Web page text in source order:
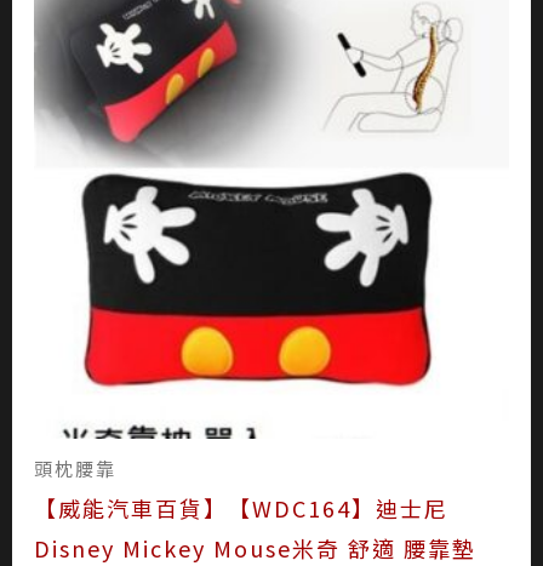
頭枕腰靠
【威能汽車百貨】【WDC164】迪士尼
Disney Mickey Mouse米奇 舒適 腰靠墊